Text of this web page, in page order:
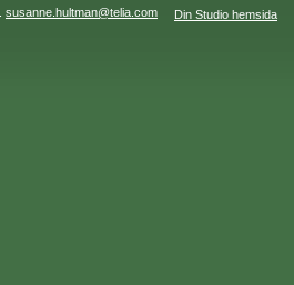
Din Studio hemsida
susanne.hultman@telia.com